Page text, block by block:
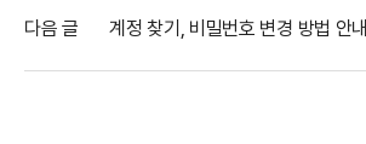
다음 글
계정 찾기, 비밀번호 변경 방법 안내